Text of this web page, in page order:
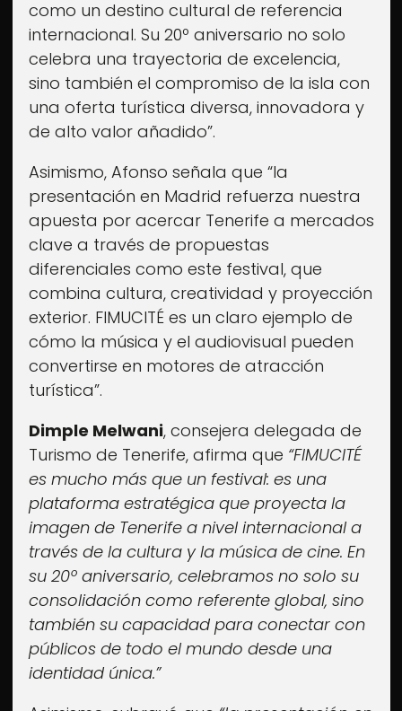
Fimucité 20
Edición actual
Entradas
Ya a la venta
Noticias
Últimas novedades
Más...
Sobre FIMUCITÉ
como un destino cultural de referencia
internacional. Su 20º aniversario no solo
celebra una trayectoria de excelencia,
sino también el compromiso de la isla con
una oferta turística diversa, innovadora y
de alto valor añadido”.
Asimismo, Afonso señala que “la
presentación en Madrid refuerza nuestra
apuesta por acercar Tenerife a mercados
clave a través de propuestas
diferenciales como este festival, que
combina cultura, creatividad y proyección
exterior. FIMUCITÉ es un claro ejemplo de
cómo la música y el audiovisual pueden
convertirse en motores de atracción
turística”.
Dimple Melwani, consejera delegada de
Turismo de Tenerife, afirma que “FIMUCITÉ
es mucho más que un festival: es una
plataforma estratégica que proyecta la
imagen de Tenerife a nivel internacional a
través de la cultura y la música de cine. En
su 20º aniversario, celebramos no solo su
consolidación como referente global, sino
también su capacidad para conectar con
públicos de todo el mundo desde una
identidad única.”